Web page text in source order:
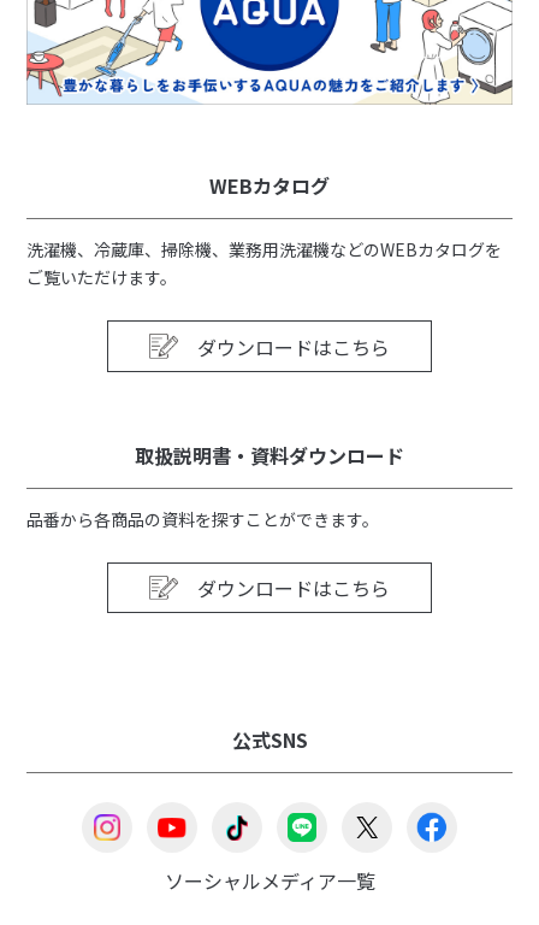
WEBカタログ
洗濯機、冷蔵庫、掃除機、業務用洗濯機などのWEBカタログを
ご覧いただけます。
ダウンロードはこちら
取扱説明書・資料ダウンロード
品番から各商品の資料を探すことができます。
ダウンロードはこちら
公式SNS
ソーシャルメディア一覧